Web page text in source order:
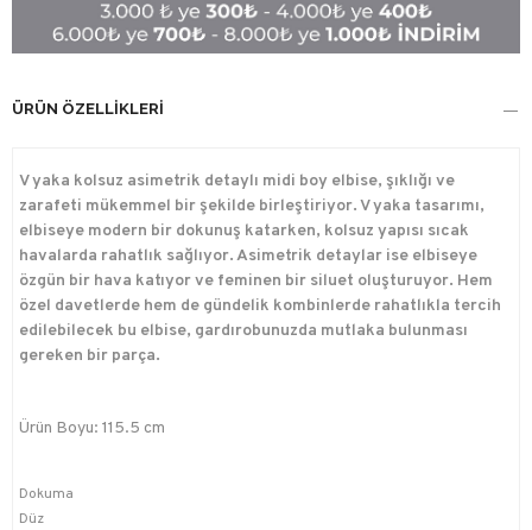
ÜRÜN ÖZELLIKLERI
V yaka kolsuz asimetrik detaylı midi boy elbise, şıklığı ve
zarafeti mükemmel bir şekilde birleştiriyor. V yaka tasarımı,
elbiseye modern bir dokunuş katarken, kolsuz yapısı sıcak
havalarda rahatlık sağlıyor. Asimetrik detaylar ise elbiseye
özgün bir hava katıyor ve feminen bir siluet oluşturuyor. Hem
özel davetlerde hem de gündelik kombinlerde rahatlıkla tercih
edilebilecek bu elbise, gardırobunuzda mutlaka bulunması
gereken bir parça.
Ürün Boyu: 115.5 cm
Dokuma
Düz